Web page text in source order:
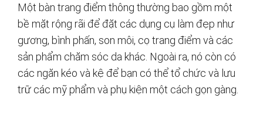
Một bàn trang điểm thông thường bao gồm một
bề mặt rộng rãi để đặt các dụng cụ làm đẹp như
gương, bình phấn, son môi, cọ trang điểm và các
sản phẩm chăm sóc da khác. Ngoài ra, nó còn có
các ngăn kéo và kệ để bạn có thể tổ chức và lưu
trữ các mỹ phẩm và phụ kiện một cách gọn gàng.